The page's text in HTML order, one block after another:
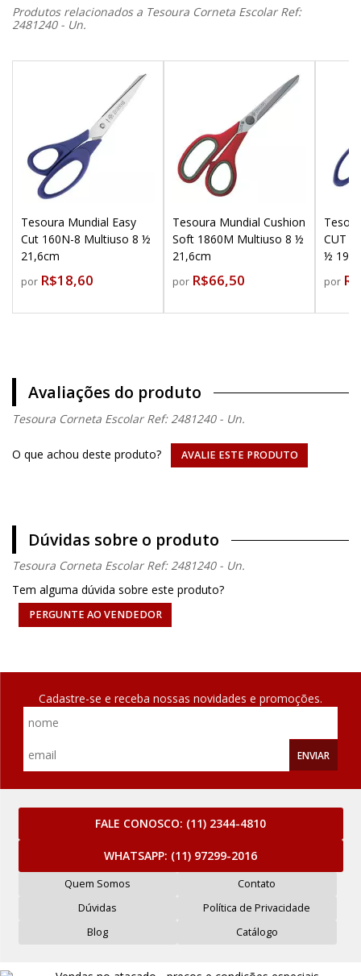
Produtos relacionados a Tesoura Corneta Escolar Ref:
2481240 - Un.
Tesoura Mundial Easy
Cut 160N-8 Multiuso 8 ½
21,6cm
por R$18,60
Tesoura Mundial Cushion
Soft 1860M Multiuso 8 ½
21,6cm
por R$66,50
CUT
½
por
Avaliações do produto
Tesoura Corneta Escolar Ref: 2481240 - Un.
O que achou deste produto? AVALIE ESTE PRODUTO
Dúvidas sobre o produto
Tesoura Corneta Escolar Ref: 2481240 - Un.
Tem alguma dúvida sobre este produto?
PERGUNTE AO VENDEDOR
Cadastre-se e receba nossas novidades e promoções.
ENVIAR
FALE CONOSCO: (11) 2344-4810
WHATSAPP: (11) 97299-2016
Quem Somos
Contato
Dúvidas
Política de Privacidade
Blog
Catálogo